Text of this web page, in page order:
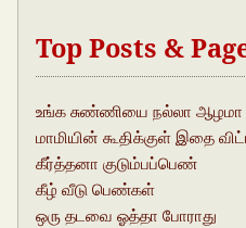
Top Posts &
உங்க சுண்ணியை நல்லா ஆழமா
மாமியின் கூதிக்குள் இதை
கீர்த்தனா குடும்பப்பெண்
கீழ் வீடு பெண்கள்
ஒரு தடவை ஓத்தா போராது